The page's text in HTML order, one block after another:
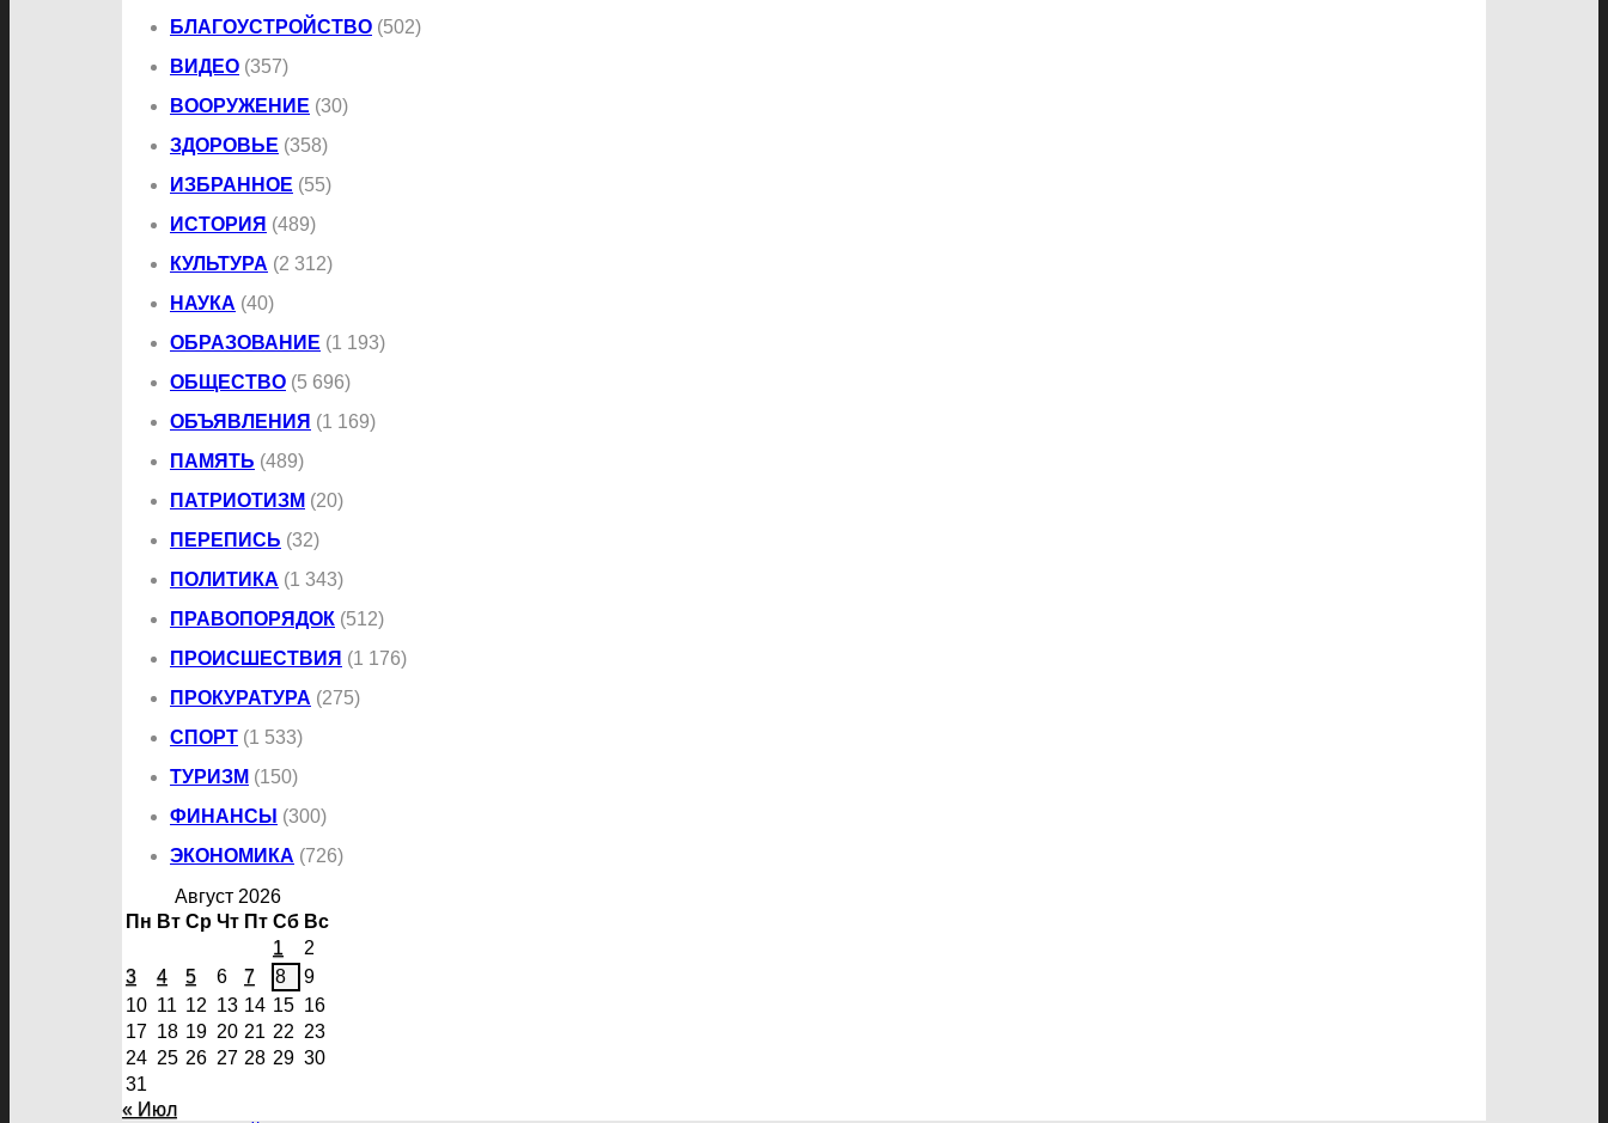
БЛАГОУСТРОЙСТВО (502)
ВИДЕО (357)
ВООРУЖЕНИЕ (30)
ЗДОРОВЬЕ (358)
ИЗБРАННОЕ (55)
ИСТОРИЯ (489)
КУЛЬТУРА (2 312)
НАУКА (40)
ОБРАЗОВАНИЕ (1 193)
ОБЩЕСТВО (5 696)
ОБЪЯВЛЕНИЯ (1 169)
ПАМЯТЬ (489)
ПАТРИОТИЗМ (20)
ПЕРЕПИСЬ (32)
ПОЛИТИКА (1 343)
ПРАВОПОРЯДОК (512)
ПРОИСШЕСТВИЯ (1 176)
ПРОКУРАТУРА (275)
СПОРТ (1 533)
ТУРИЗМ (150)
ФИНАНСЫ (300)
ЭКОНОМИКА (726)
Август 2026
Пн Вт Ср Чт Пт Сб Вс
1
2
3
4 5 6 7 8
9
10 11 12 13 14 15 16
17 18 19 20 21 22 23
24 25 26 27 28 29 30
31
« Июл